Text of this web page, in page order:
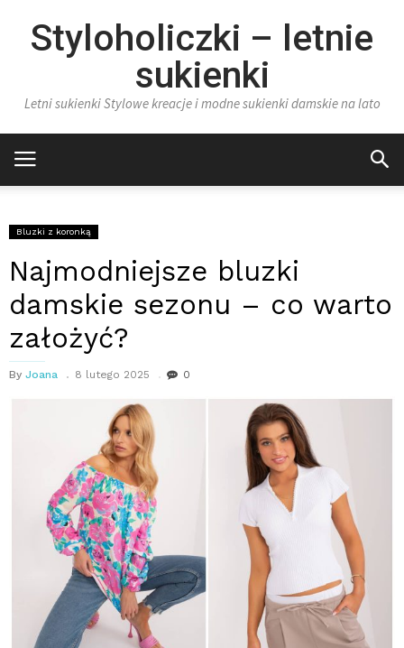
Styloholiczki – letnie
sukienki
Letni sukienki Stylowe kreacje i modne sukienki damskie na lato
Bluzki z koronką
Najmodniejsze bluzki
damskie sezonu – co warto
założyć?
By Joana 8 lutego 2025 0